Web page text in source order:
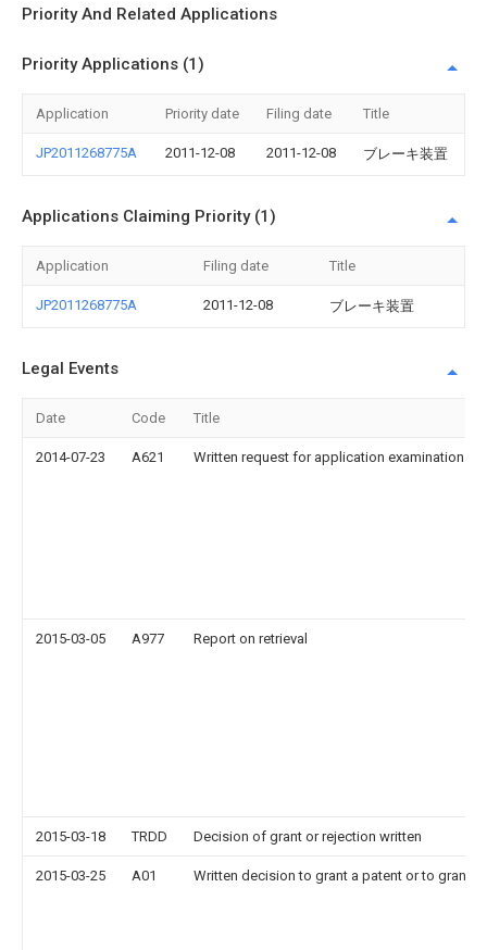
Priority And Related Applications
Priority Applications (1)
Application Priority date Filing date Title
JP2011268775A 2011-12-08 2011-12-08 ブレーキ装置
Applications Claiming Priority (1)
Application Filing date Title
JP2011268775A 2011-12-08 ブレーキ装置
Legal Events
Date Code Title
2014-07-23 A621 Written request for application examination
2015-03-05 A977 Report on retrieval
2015-03-18 TRDD Decision of grant or rejection written
2015-03-25 A01 Written decision to grant a patent or to grant